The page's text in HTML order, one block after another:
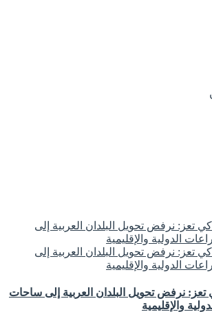
نرفض تحويل البلدان العربية إلى ساحات
والإقليمية